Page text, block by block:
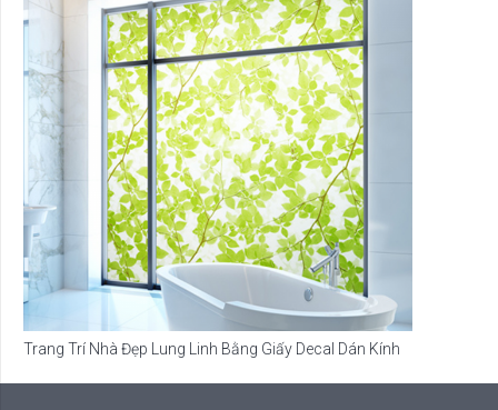
Trang Trí Nhà Đẹp Lung Linh Bằng Giấy Decal Dán Kính